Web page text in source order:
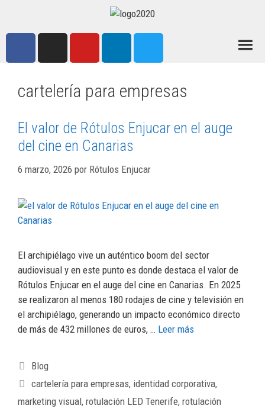
cartelería para empresas
El valor de Rótulos Enjucar en el auge
del cine en Canarias
6 marzo, 2026 por Rótulos Enjucar
El archipiélago vive un auténtico boom del sector
audiovisual y en este punto es donde destaca el valor de
Rótulos Enjucar en el auge del cine en Canarias. En 2025
se realizaron al menos 180 rodajes de cine y televisión en
el archipiélago, generando un impacto económico directo
de más de 432 millones de euros, … Leer más
Blog
cartelería para empresas, identidad corporativa,
marketing visual, rotulación LED Tenerife, rotulación